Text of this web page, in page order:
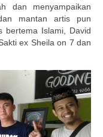
dan menyampaikan
mantan artis pun
bertema Islami, David
ex Sheila on 7 dan